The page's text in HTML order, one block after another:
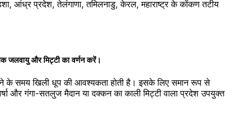
आंध्र प्रदेश, तेलंगाणा, तमिलनाडु, केरल, महाराष्ट्र के कोंकण तटीय
जलवायु और मिट्टी का वर्णन करें।
समय खिली धूप की आवश्यकता होती है। इसके लिए समान रूप से
और गंगा-सतलुज मैदान या दक्कन का काली मिट्टी वाला प्रदेश उपयुक्त